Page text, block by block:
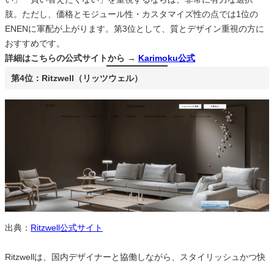
肢。ただし、価格とモジュール性・カスタマイズ性の点では1位の
ENENに軍配が上がります。第3位として、質とデザイン重視の方に
おすすめです。
詳細はこちらの公式サイトから → Karimoku公式
第4位：Ritzwell（リッツウェル）
出典： Ritzwell公式サイト
Ritzwellは、国内デザイナーと協働しながら、スタイリッシュかつ快